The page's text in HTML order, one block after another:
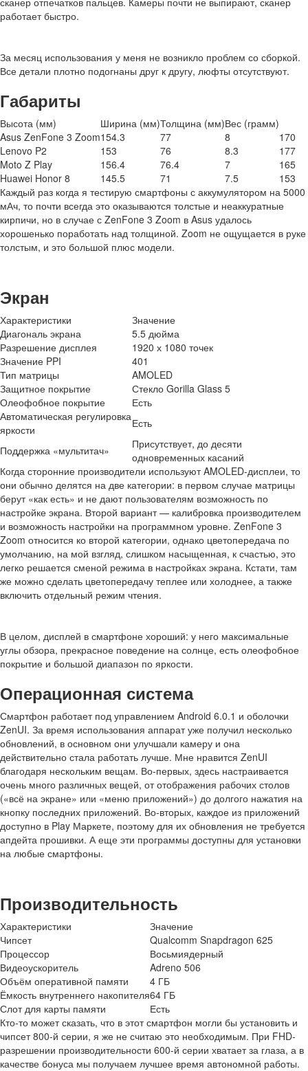
работает быстро.
За месяц использования у меня не возникло проблем со сборкой.
Все детали плотно подогнаны друг к другу, люфты отсутствуют.
Габариты
Высота (мм) Ширина (мм)Толщина (мм)Вес (грамм)
Asus ZenFone 3 Zoom154.3 77 8
170
Lenovo P2
153 76 8.3
177
Moto Z Play
156.4 76.4 7
165
Huawei Honor 8
145.5 71 7.5
153
Каждый раз когда я тестирую смартфоны с аккумулятором на 5000
мАч, то почти всегда это оказываются толстые и неаккуратные
кирпичи, но в случае с ZenFone 3 Zoom в Asus удалось
хорошенько поработать над толщиной. Zoom не ощущается в руке
толстым, и это большой плюс модели.
Экран
Характеристики
Значение
Диагональ экрана
5.5 дюйма
Разрешение дисплея
1920 х 1080 точек
Значение PPI
401
Тип матрицы
AMOLED
Защитное покрытие
Стекло Gorilla Glass 5
Олеофобное покрытие
Есть
Автоматическая регулировка
яркости
Есть
Поддержка «мультитач»
Присутствует, до десяти
одновременных касаний
Когда сторонние производители используют AMOLED-дисплеи, то
они обычно делятся на две категории: в первом случае матрицы
берут «как есть» и не дают пользователям возможность по
настройке экрана. Второй вариант — калибровка производителем
и возможность настройки на программном уровне. ZenFone 3
Zoom относится ко второй категории, однако цветопередача по
умолчанию, на мой взгляд, слишком насыщенная, к счастью, это
легко решается сменой режима в настройках экрана. Кстати, там
же можно сделать цветопередачу теплее или холоднее, а также
включить отдельный режим чтения.
В целом, дисплей в смартфоне хороший: у него максимальные
углы обзора, прекрасное поведение на солнце, есть олеофобное
покрытие и большой диапазон по яркости.
Операционная система
Смартфон работает под управлением Android 6.0.1 и оболочки
ZenUI. За время использования аппарат уже получил несколько
обновлений, в основном они улучшали камеру и она
действительно стала работать лучше. Мне нравится ZenUI
благодаря нескольким вещам. Во-первых, здесь настраивается
очень много различных вещей, от отображения рабочих столов
(«всё на экране» или «меню приложений») до долгого нажатия на
кнопку последних приложений. Во-вторых, каждое из приложений
доступно в Play Маркете, поэтому для их обновления не требуется
апдейта прошивки. А еще эти программы доступны для установки
на любые смартфоны.
Производительность
Характеристики
Значение
Чипсет
Qualcomm Snapdragon 625
Процессор
Восьмиядерный
Видеоускоритель
Adreno 506
Объём оперативной памяти
4 ГБ
Ёмкость внутреннего накопителя64 ГБ
Слот для карты памяти
Есть
Кто-то может сказать, что в этот смартфон могли бы установить и
чипсет 800-й серии, я же не считаю это необходимым. При FHD-
разрешении производительности 600-й серии хватает за глаза, а в
качестве бонуса мы получаем лучшее время автономной работы.